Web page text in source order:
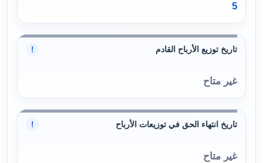
5
تاريخ توزيع الأرباح القادم !
غير متاح
تاريخ انتهاء الحق في توزيعات الأرباح !
غير متاح